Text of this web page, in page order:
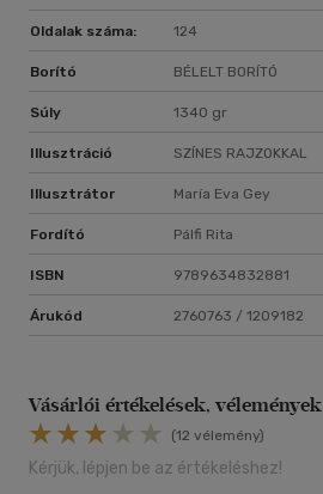
Oldalak száma: 124
Borító BÉLELT BORÍTÓ
Súly 1340 gr
Illusztráció SZÍNES RAJZOKKAL
Illusztrátor María Eva Gey
Fordító Pálfi Rita
ISBN 9789634832881
Árukód 2760763 / 1209182
Vásárlói értékelések, vélemények
(12 vélemény)
Kérjük, lépjen be az értékeléshez!